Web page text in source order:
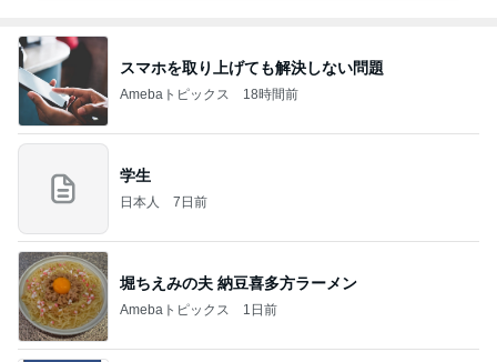
スマホを取り上げても解決しない問題
Amebaトピックス 18時間前
学生
日本人 7日前
堀ちえみの夫 納豆喜多方ラーメン
Amebaトピックス 1日前